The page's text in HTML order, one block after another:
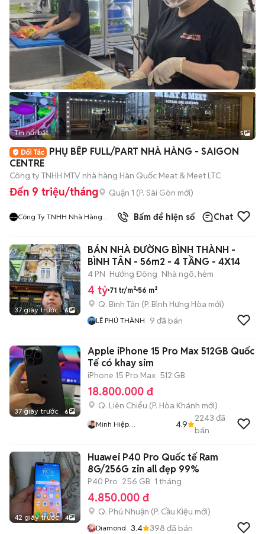
Tin nổi bật 5
PHỤ BẾP FULL/PART NHÀ HÀNG - SAIGON
CENTRE
Công ty TNHH MTV nhà hàng Hàn Quốc Meat & Meet LTC
Đến 9 triệu/tháng Quận 1 (P. Sài Gòn mới)
Công Ty TNHH Nhà Hàng
9đã bán
Bấm để hiện số Chat
37 giây trước 6
BÁN NHÀ ĐƯỜNG BÌNH THÀNH -
BÌNH TÂN - 56m2 - 4 TẦNG - 4X14
4 PN Hướng Đông Nhà ngõ, hẻm
4 tỷ 71 tr/m² 56 m²
Q. Bình Tân (P. Bình Hưng Hòa mới)
LÊ PHÚ THÀNH 9 đã bán
37 giây trước 6
Apple iPhone 15 Pro Max 512GB Quốc
Tế có khay sim
iPhone 15 Pro Max 512 GB
18.800.000 đ
Q. Liên Chiểu (P. Hòa Khánh mới)
Minh Hiệp
4.9
2243 đã
bán
42 giây trước 4
Huawei P40 Pro Quốc tế Ram
8G/256G zin all đẹp 99%
P40 Pro 256 GB 1 tháng
4.850.000 đ
Q. Phú Nhuận (P. Cầu Kiệu mới)
Diamond 3.4 398 đã bán